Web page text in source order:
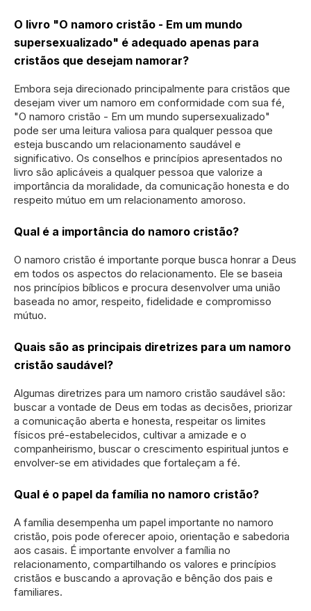
O livro "O namoro cristão - Em um mundo
supersexualizado" é adequado apenas para
cristãos que desejam namorar?
Embora seja direcionado principalmente para cristãos que
desejam viver um namoro em conformidade com sua fé,
"O namoro cristão - Em um mundo supersexualizado"
pode ser uma leitura valiosa para qualquer pessoa que
esteja buscando um relacionamento saudável e
significativo. Os conselhos e princípios apresentados no
livro são aplicáveis a qualquer pessoa que valorize a
importância da moralidade, da comunicação honesta e do
respeito mútuo em um relacionamento amoroso.
Qual é a importância do namoro cristão?
O namoro cristão é importante porque busca honrar a Deus
em todos os aspectos do relacionamento. Ele se baseia
nos princípios bíblicos e procura desenvolver uma união
baseada no amor, respeito, fidelidade e compromisso
mútuo.
Quais são as principais diretrizes para um namoro
cristão saudável?
Algumas diretrizes para um namoro cristão saudável são:
buscar a vontade de Deus em todas as decisões, priorizar
a comunicação aberta e honesta, respeitar os limites
físicos pré-estabelecidos, cultivar a amizade e o
companheirismo, buscar o crescimento espiritual juntos e
envolver-se em atividades que fortaleçam a fé.
Qual é o papel da família no namoro cristão?
A família desempenha um papel importante no namoro
cristão, pois pode oferecer apoio, orientação e sabedoria
aos casais. É importante envolver a família no
relacionamento, compartilhando os valores e princípios
cristãos e buscando a aprovação e bênção dos pais e
familiares.